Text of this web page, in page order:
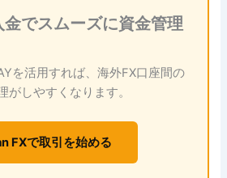
金でスムーズに資金管理
を活用すれば、海外FX口座間の
がしやすくなります。
FXで取引を始める